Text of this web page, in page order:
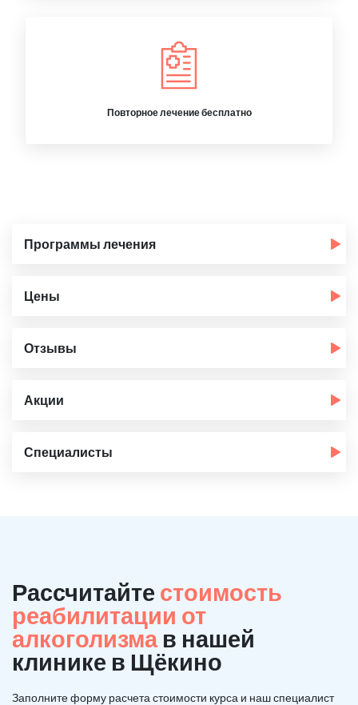
Повторное лечение бесплатно
Программы лечения
Цены
Отзывы
Акции
Специалисты
Рассчитайте стоимость
реабилитации от
алкоголизма в нашей
клинике в Щёкино
Заполните форму расчета стоимости курса и наш специалист